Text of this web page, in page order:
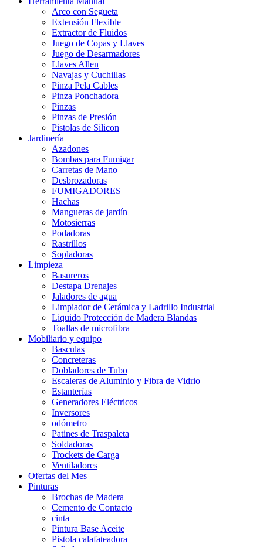
Arco con Segueta
Extensión Flexible
Extractor de Fluidos
Juego de Copas y Llaves
Juego de Desarmadores
Llaves Allen
Navajas y Cuchillas
Pinza Pela Cables
Pinza Ponchadora
Pinzas
Pinzas de Presión
Pistolas de Silicon
Jardinería
Azadones
Bombas para Fumigar
Carretas de Mano
Desbrozadoras
FUMIGADORES
Hachas
Mangueras de jardín
Motosierras
Podadoras
Rastrillos
Sopladoras
Limpieza
Basureros
Destapa Drenajes
Jaladores de agua
Limpiador de Cerámica y Ladrillo Industrial
Liquido Protección de Madera Blandas
Toallas de microfibra
Mobiliario y equipo
Basculas
Concreteras
Dobladores de Tubo
Escaleras de Aluminio y Fibra de Vidrio
Estanterías
Generadores Eléctricos
Inversores
odómetro
Patines de Traspaleta
Soldadoras
Trockets de Carga
Ventiladores
Ofertas del Mes
Pinturas
Brochas de Madera
Cemento de Contacto
cinta
Pintura Base Aceite
Pistola calafateadora